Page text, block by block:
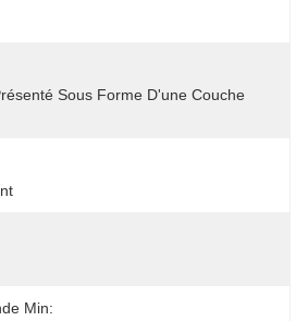
Sous Forme D'une Couche
Min: